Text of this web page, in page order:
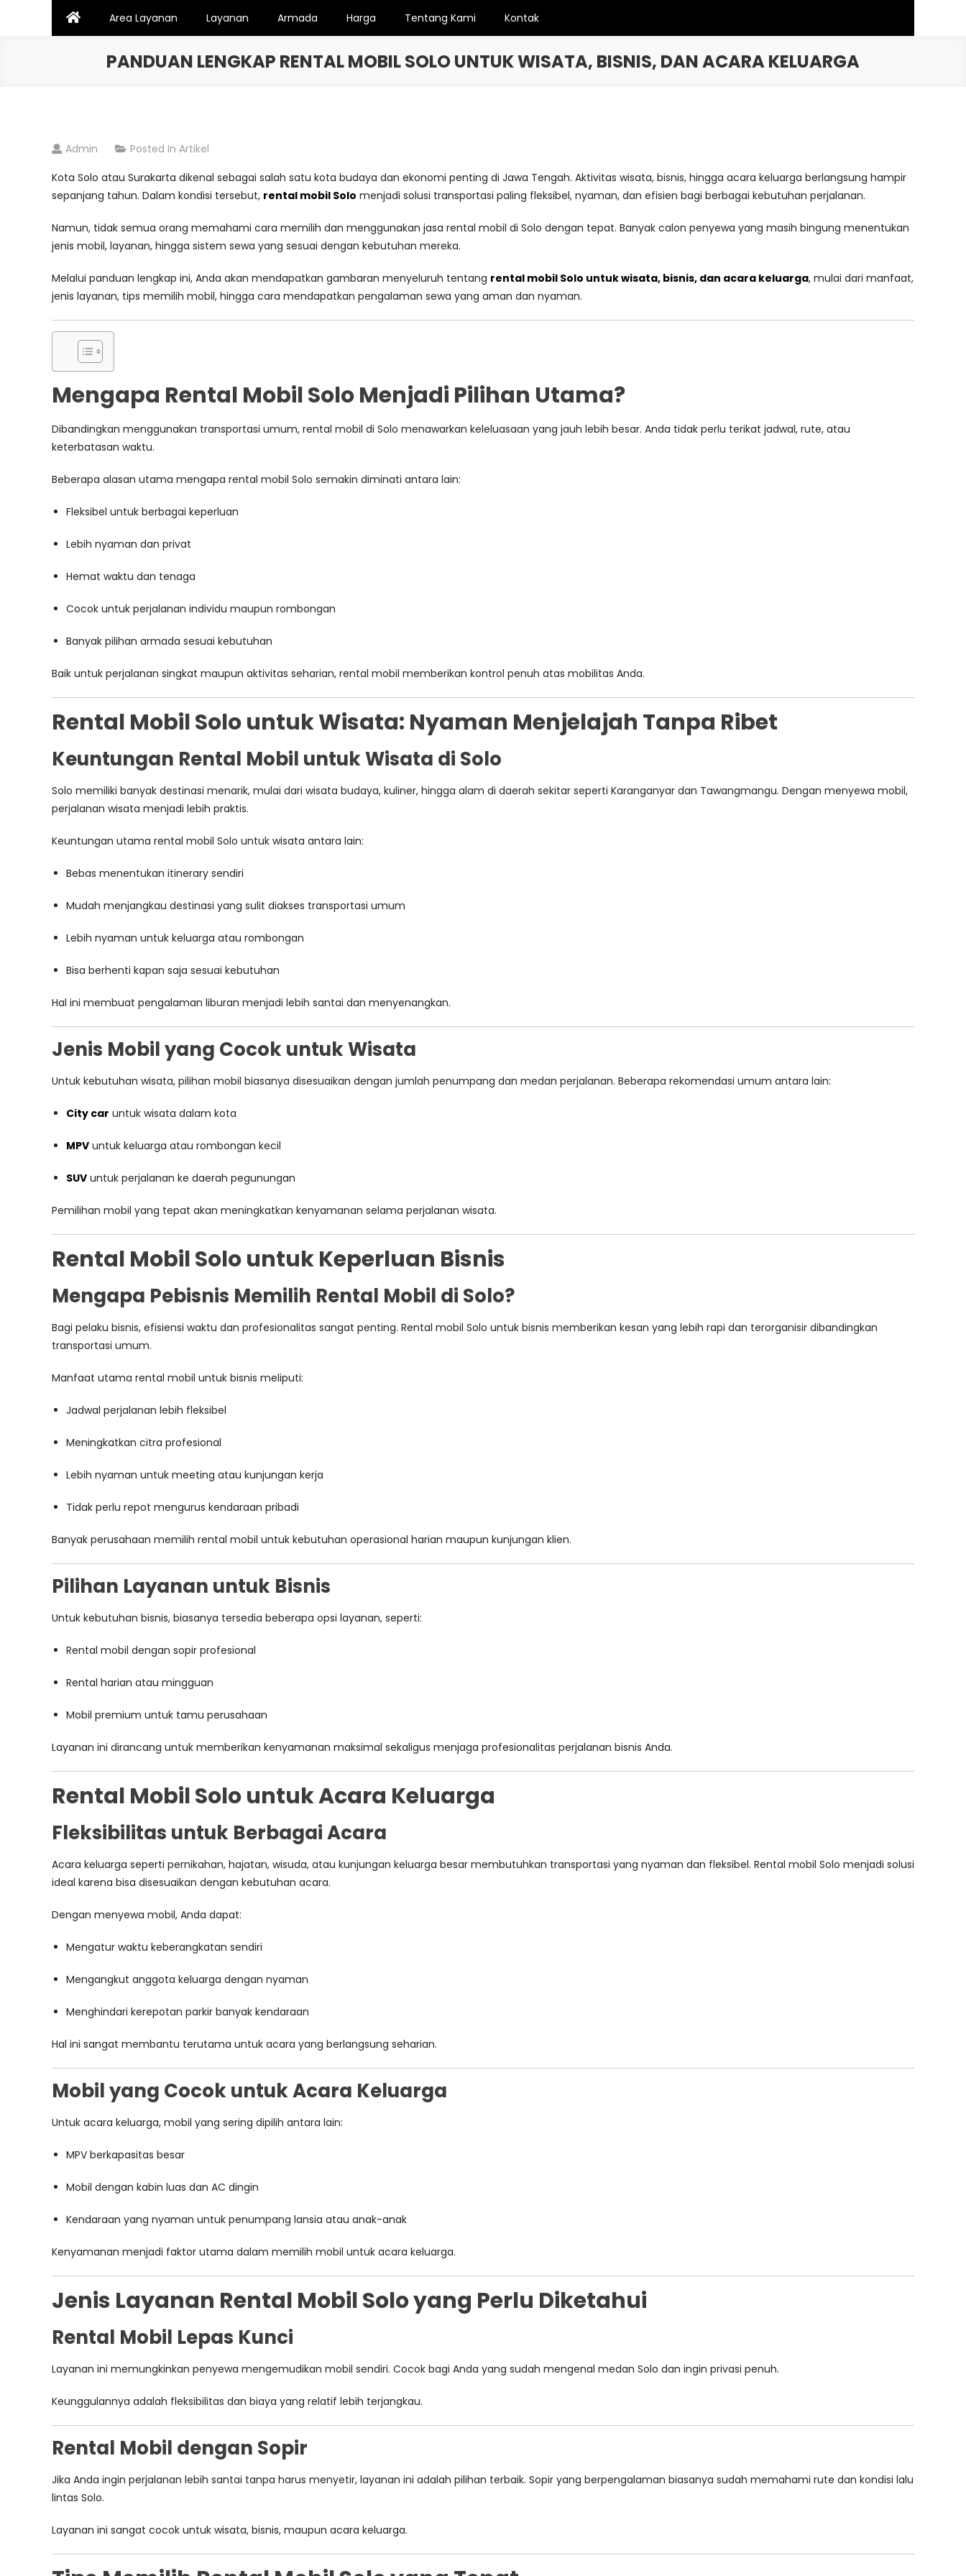
Area Layanan Layanan Armada Harga Tentang Kami Kontak
PANDUAN LENGKAP RENTAL MOBIL SOLO UNTUK WISATA, BISNIS, DAN ACARA KELUARGA
Admin Posted In Artikel
Kota Solo atau Surakarta dikenal sebagai salah satu kota budaya dan ekonomi penting di Jawa Tengah. Aktivitas wisata, bisnis, hingga acara keluarga berlangsung hampir
sepanjang tahun. Dalam kondisi tersebut, rental mobil Solo menjadi solusi transportasi paling fleksibel, nyaman, dan efisien bagi berbagai kebutuhan perjalanan.
Namun, tidak semua orang memahami cara memilih dan menggunakan jasa rental mobil di Solo dengan tepat. Banyak calon penyewa yang masih bingung menentukan
jenis mobil, layanan, hingga sistem sewa yang sesuai dengan kebutuhan mereka.
Melalui panduan lengkap ini, Anda akan mendapatkan gambaran menyeluruh tentang rental mobil Solo untuk wisata, bisnis, dan acara keluarga, mulai dari manfaat,
jenis layanan, tips memilih mobil, hingga cara mendapatkan pengalaman sewa yang aman dan nyaman.
Mengapa Rental Mobil Solo Menjadi Pilihan Utama?
Dibandingkan menggunakan transportasi umum, rental mobil di Solo menawarkan keleluasaan yang jauh lebih besar. Anda tidak perlu terikat jadwal, rute, atau
keterbatasan waktu.
Beberapa alasan utama mengapa rental mobil Solo semakin diminati antara lain:
Fleksibel untuk berbagai keperluan
Lebih nyaman dan privat
Hemat waktu dan tenaga
Cocok untuk perjalanan individu maupun rombongan
Banyak pilihan armada sesuai kebutuhan
Baik untuk perjalanan singkat maupun aktivitas seharian, rental mobil memberikan kontrol penuh atas mobilitas Anda.
Rental Mobil Solo untuk Wisata: Nyaman Menjelajah Tanpa Ribet
Keuntungan Rental Mobil untuk Wisata di Solo
Solo memiliki banyak destinasi menarik, mulai dari wisata budaya, kuliner, hingga alam di daerah sekitar seperti Karanganyar dan Tawangmangu. Dengan menyewa mobil,
perjalanan wisata menjadi lebih praktis.
Keuntungan utama rental mobil Solo untuk wisata antara lain:
Bebas menentukan itinerary sendiri
Mudah menjangkau destinasi yang sulit diakses transportasi umum
Lebih nyaman untuk keluarga atau rombongan
Bisa berhenti kapan saja sesuai kebutuhan
Hal ini membuat pengalaman liburan menjadi lebih santai dan menyenangkan.
Jenis Mobil yang Cocok untuk Wisata
Untuk kebutuhan wisata, pilihan mobil biasanya disesuaikan dengan jumlah penumpang dan medan perjalanan. Beberapa rekomendasi umum antara lain:
City car untuk wisata dalam kota
MPV untuk keluarga atau rombongan kecil
SUV untuk perjalanan ke daerah pegunungan
Pemilihan mobil yang tepat akan meningkatkan kenyamanan selama perjalanan wisata.
Rental Mobil Solo untuk Keperluan Bisnis
Mengapa Pebisnis Memilih Rental Mobil di Solo?
Bagi pelaku bisnis, efisiensi waktu dan profesionalitas sangat penting. Rental mobil Solo untuk bisnis memberikan kesan yang lebih rapi dan terorganisir dibandingkan
transportasi umum.
Manfaat utama rental mobil untuk bisnis meliputi:
Jadwal perjalanan lebih fleksibel
Meningkatkan citra profesional
Lebih nyaman untuk meeting atau kunjungan kerja
Tidak perlu repot mengurus kendaraan pribadi
Banyak perusahaan memilih rental mobil untuk kebutuhan operasional harian maupun kunjungan klien.
Pilihan Layanan untuk Bisnis
Untuk kebutuhan bisnis, biasanya tersedia beberapa opsi layanan, seperti:
Rental mobil dengan sopir profesional
Rental harian atau mingguan
Mobil premium untuk tamu perusahaan
Layanan ini dirancang untuk memberikan kenyamanan maksimal sekaligus menjaga profesionalitas perjalanan bisnis Anda.
Rental Mobil Solo untuk Acara Keluarga
Fleksibilitas untuk Berbagai Acara
Acara keluarga seperti pernikahan, hajatan, wisuda, atau kunjungan keluarga besar membutuhkan transportasi yang nyaman dan fleksibel. Rental mobil Solo menjadi solusi
ideal karena bisa disesuaikan dengan kebutuhan acara.
Dengan menyewa mobil, Anda dapat:
Mengatur waktu keberangkatan sendiri
Mengangkut anggota keluarga dengan nyaman
Menghindari kerepotan parkir banyak kendaraan
Hal ini sangat membantu terutama untuk acara yang berlangsung seharian.
Mobil yang Cocok untuk Acara Keluarga
Untuk acara keluarga, mobil yang sering dipilih antara lain:
MPV berkapasitas besar
Mobil dengan kabin luas dan AC dingin
Kendaraan yang nyaman untuk penumpang lansia atau anak-anak
Kenyamanan menjadi faktor utama dalam memilih mobil untuk acara keluarga.
Jenis Layanan Rental Mobil Solo yang Perlu Diketahui
Rental Mobil Lepas Kunci
Layanan ini memungkinkan penyewa mengemudikan mobil sendiri. Cocok bagi Anda yang sudah mengenal medan Solo dan ingin privasi penuh.
Keunggulannya adalah fleksibilitas dan biaya yang relatif lebih terjangkau.
Rental Mobil dengan Sopir
Jika Anda ingin perjalanan lebih santai tanpa harus menyetir, layanan ini adalah pilihan terbaik. Sopir yang berpengalaman biasanya sudah memahami rute dan kondisi lalu
lintas Solo.
Layanan ini sangat cocok untuk wisata, bisnis, maupun acara keluarga.